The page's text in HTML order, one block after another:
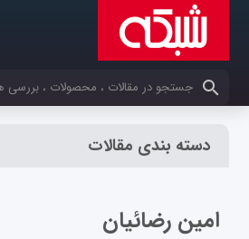
کلمات کلیدی خود را وارد کنید
دسته بندی مقالات
امین رضائیان